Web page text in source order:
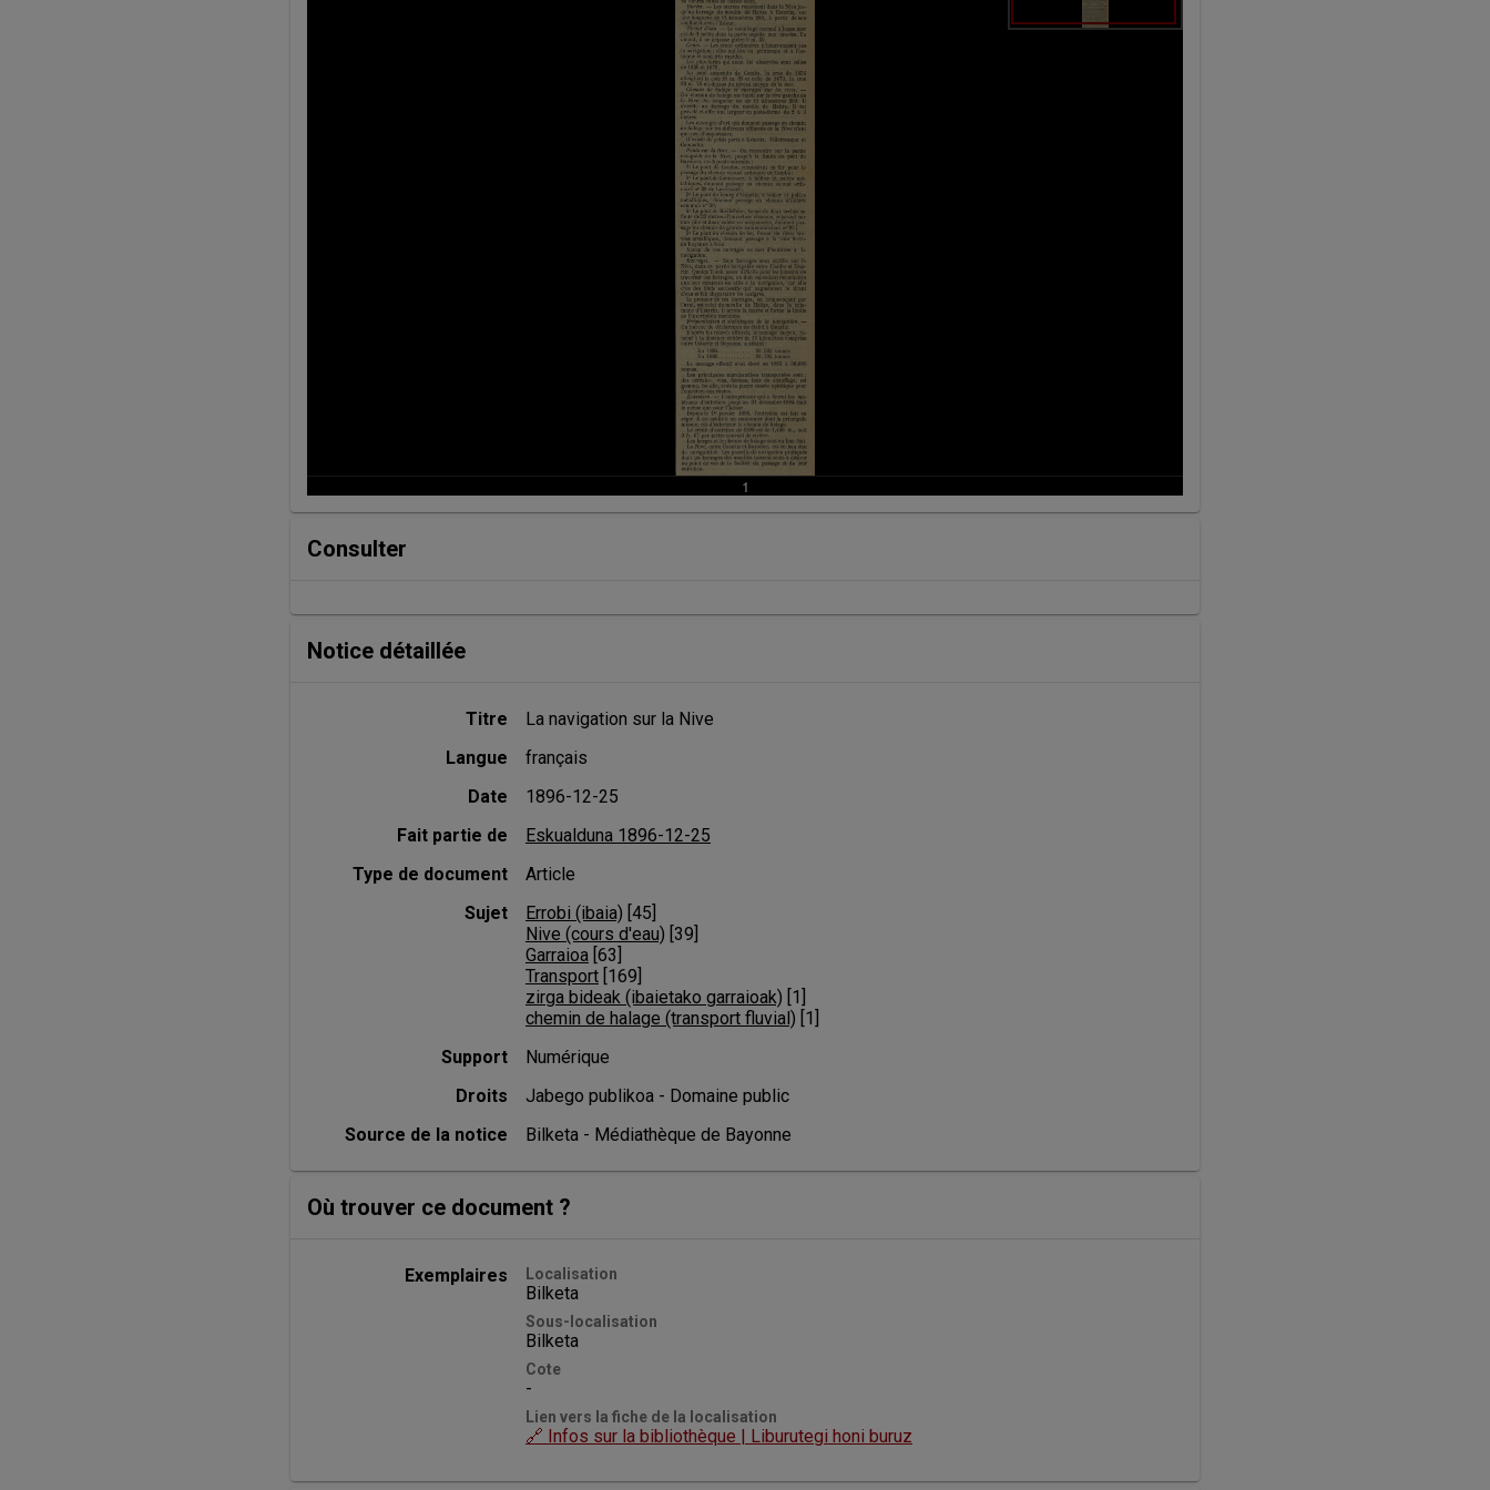
Consulter
Notice détaillée
Titre
La navigation sur la Nive
Langue
français
Date
1896-12-25
Fait partie de
Eskualduna 1896-12-25
Type de document
Article
Sujet
Errobi (ibaia) 45
Nive (cours d'eau) 39
Garraioa 63
Transport 169
zirga bideak (ibaietako garraioak) 1
chemin de halage (transport fluvial) 1
Support
Numérique
Droits
Jabego publikoa - Domaine public
Source de la notice
Bilketa - Médiathèque de Bayonne
Où trouver ce document ?
Exemplaires Localisation
Bilketa
Sous-localisation
Bilketa
Cote
-
Lien vers la fiche de la localisation
🔗 Infos sur la bibliothèque | Liburutegi honi buruz